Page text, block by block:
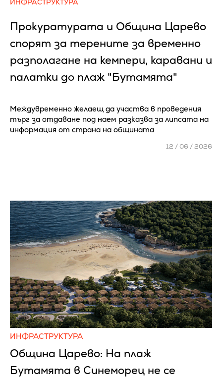
ИНФРАСТРУКТУРА
Прокуратурата и Община Царево
спорят за терените за временно
разполагане на кемпери, каравани и
палатки до плаж "Бутамята"
Междувременно желаещ да участва в проведения
търг за отдаване под наем разказва за липсата на
информация от страна на общината
12 / 06 / 2026
ИНФРАСТРУКТУРА
Община Царево: На плаж
Бутамята в Синеморец не се